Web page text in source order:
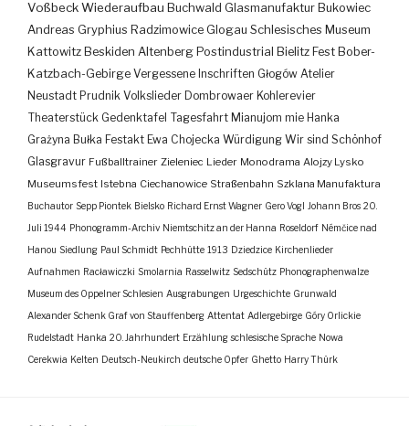
VoßbeckWiederaufbau Buchwald Glasmanufaktur Bukowiec
Andreas Gryphius Radzimowice Glogau Schlesisches Museum
Kattowitz Beskiden Altenberg Postindustrial Bielitz Fest Bober-
Katzbach-Gebirge Vergessene Inschriften Głogów Atelier
Neustadt Prudnik Volkslieder Dombrowaer Kohlerevier
Theaterstück Gedenktafel Tagesfahrt Mianujom mie Hanka
Grażyna Bułka Festakt Ewa Chojecka Würdigung Wir sind Schönhof
Glasgravur Fußballtrainer Zieleniec Lieder Monodrama Alojzy Lysko
Museumsfest Istebna Ciechanowice Straßenbahn Szklana Manufaktura
Buchautor Sepp Piontek Bielsko Richard Ernst Wagner Gero Vogl Johann Bros 20.
Juli 1944 Phonogramm-Archiv Niemtschitz an der Hanna Roseldorf Némčice nad
Hanou Siedlung Paul Schmidt Pechhütte 1913 Dziedzice Kirchenlieder
Aufnahmen Racławiczki Smolarnia Rasselwitz Sedschütz Phonographenwalze
Museum des Oppelner Schlesien Ausgrabungen Urgeschichte Grunwald
Alexander Schenk Graf von Stauffenberg Attentat Adlergebirge Góry Orlickie
Rudelstadt Hanka 20. Jahrhundert Erzählung schlesische Sprache Nowa
Cerekwia Kelten Deutsch-Neukirch deutsche Opfer Ghetto Harry Thürk